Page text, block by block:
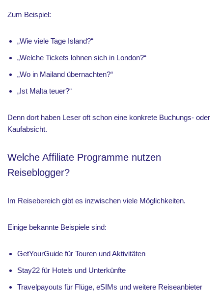
Zum Beispiel:
„Wie viele Tage Island?“
„Welche Tickets lohnen sich in London?“
„Wo in Mailand übernachten?“
„Ist Malta teuer?“
Denn dort haben Leser oft schon eine konkrete Buchungs- oder
Kaufabsicht.
Welche Affiliate Programme nutzen
Reiseblogger?
Im Reisebereich gibt es inzwischen viele Möglichkeiten.
Einige bekannte Beispiele sind:
GetYourGuide für Touren und Aktivitäten
Stay22 für Hotels und Unterkünfte
Travelpayouts für Flüge, eSIMs und weitere Reiseanbieter